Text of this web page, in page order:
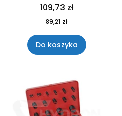
109,73 zł
89,21 zł
Do koszyka